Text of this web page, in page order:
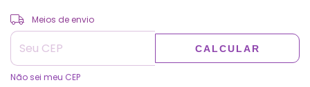
Entregas para o CEP:
Meios de envio
CALCULAR
Não sei meu CEP